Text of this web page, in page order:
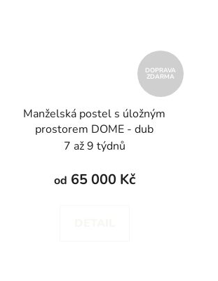
DOPRAVA
ZDARMA
Manželská postel s úložným
prostorem DOME - dub
7 až 9 týdnů
od 65 000 Kč